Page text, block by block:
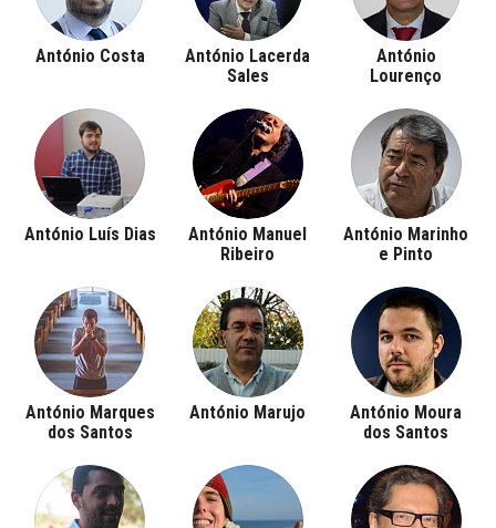
António Costa
António Lacerda
Sales
António
Lourenço
António Luís Dias
António Manuel
Ribeiro
António Marinho
e Pinto
António Marques
dos Santos
António Marujo
António Moura
dos Santos